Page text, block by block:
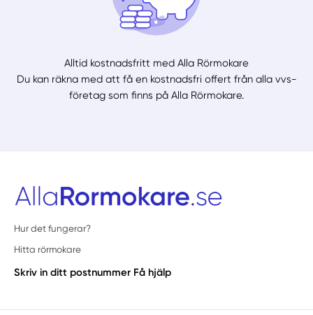
Alltid kostnadsfritt med Alla Rörmokare
Du kan räkna med att få en kostnadsfri offert från alla vvs-
företag som finns på Alla Rörmokare.
Hur det fungerar?
Hitta rörmokare
Skriv in ditt postnummer Få hjälp